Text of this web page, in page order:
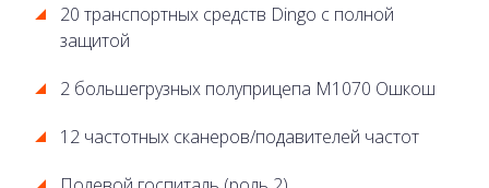
20 транспортных средств Dingo с полной
защитой
2 большегрузных полуприцепа М1070 Ошкош
12 частотных сканеров/подавителей частот